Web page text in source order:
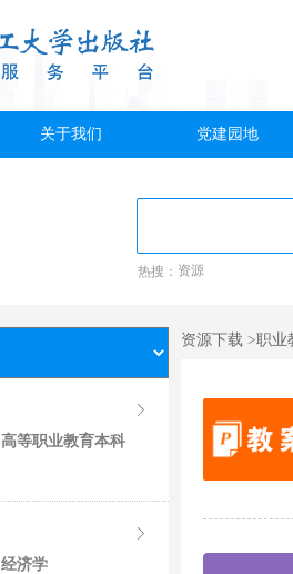
关于我们 党建园地
热搜： 资源
高等职业教育本科
经济学
资源下载 >职